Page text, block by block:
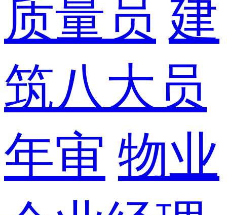
质量员 建
筑八大员
年审 物业